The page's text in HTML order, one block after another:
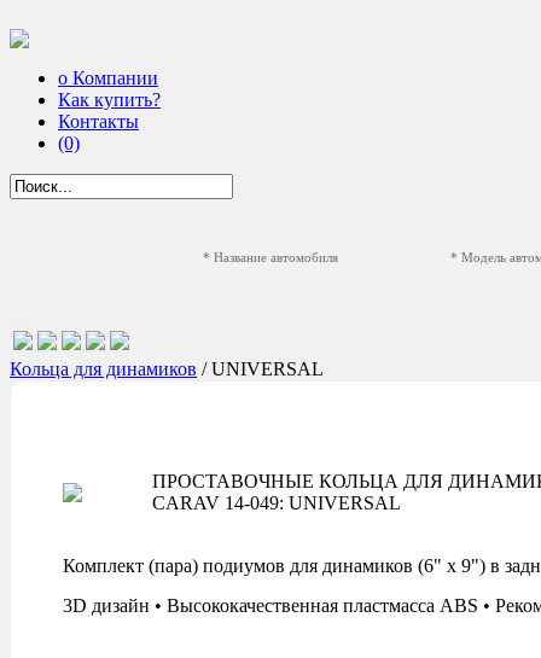
о Компании
Как купить?
Контакты
(0)
* Название автомобиля * Модель
Кольца для динамиков / UNIVERSAL
ПРОСТАВОЧНЫЕ КОЛЬЦА ДЛЯ
CARAV 14-049: UNIVERSAL
Комплект (пара) подиумов для динамиков (6" x 9")
3D дизайн • Высококачественная пластмасса ABS •